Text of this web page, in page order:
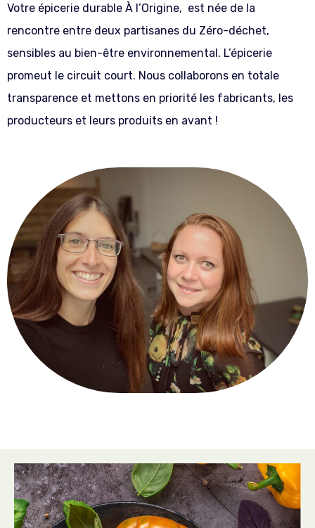
Votre épicerie durable À l’Origine, est née de la
rencontre entre deux partisanes du Zéro-déchet,
sensibles au bien-être environnemental. L’épicerie
promeut le circuit court. Nous collaborons en totale
transparence et mettons en priorité les fabricants, les
producteurs et leurs produits en avant !